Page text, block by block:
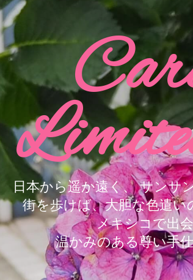
日本から遥か遠く、 サンサ
街を歩けば、大胆な色遣
メキシコで出
温かみのある尊い手